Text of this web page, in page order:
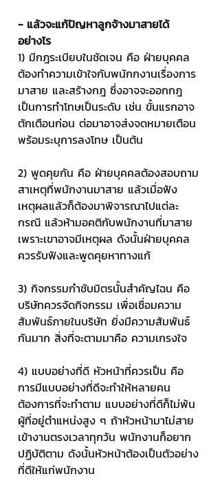
- แล้วจะแก้ปัญหาลูกจ้างมาสายได้
อย่างไร
1) มีกฎระเบียบในชัดเจน คือ ฝ่ายบุคคล
ต้องทำความเข้าใจกับพนักกงานเรื่องการ
มาสาย และสร้างกฎ ซึ่งอาจจะออกกฎ
เป็นการทำโทษเป็นระดับ เช่น ขั้นแรกอาจ
ตักเตือนก่อน ต่อมาอาจส่งจดหมายเตือน
พร้อมระบุการลงโทษ เป็นต้น
2) พูดคุยกัน คือ ฝ่ายบุคคลต้องสอบถาม
สาเหตุที่พนักงานมาสาย แล้วเมื่อฟัง
เหตุผลแล้วก็ต้องมาพิจารณาไปแต่ละ
กรณี แล้วห้ามอคติกับพนักงานที่มาสาย
เพราะเขาอาจมีเหตุผล ดังนั้นฝ่ายบุคคล
ควรรับฟังและพูดคุยหาทางแก้
3) กิจกรรมกำชับมิตรนั้นสำคัญไฉน คือ
บริษัทควรจัดกิจกรรม เพื่อเชื่อมความ
สัมพันธ์ภายในบริษัท ยิ่งมีความสัมพันธ์
กันมาก สิ่งที่จะตามมาคือ ความเกรงใจ
4) แบบอย่างที่ดี หัวหน้าที่ควรเป็น คือ
การมีแบบอย่างที่ดีจะทำให้หลายคน
ต้องการที่จะทำตาม แบบอย่างที่ดีก็ไม่พ้น
ผู้ที่อยู่ตำแหน่งสูง ๆ ถ้าหัวหน้ามาไม่สาย
เข้างานตรงเวลาทุกวัน พนักงานก็อยาก
ปฏิบัติตาม ดังนั้นหัวหน้าต้องเป็นตัวอย่าง
ที่ดีให้แก่พนักงาน